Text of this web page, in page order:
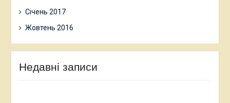
Січень 2017
Жовтень 2016
Недавні записи